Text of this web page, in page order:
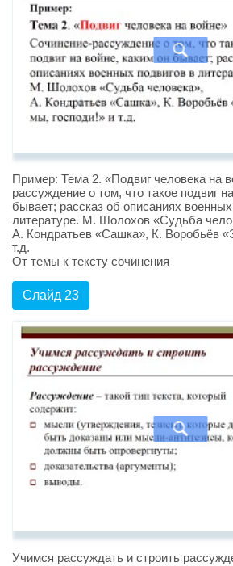
Пример: Тема 2. «Подвиг человека на
рассуждение о том, что такое подвиг
бывает; рассказ об описаниях
литературе. М. Шолохов «Судьба
А. Кондратьев «Сашка», К. Воробьёв
т.д.
От темы к тексту сочинения
Слайд 23
Учимся рассуждать и строить